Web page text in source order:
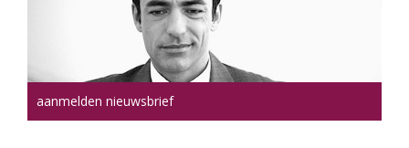
aanmelden nieuwsbrief